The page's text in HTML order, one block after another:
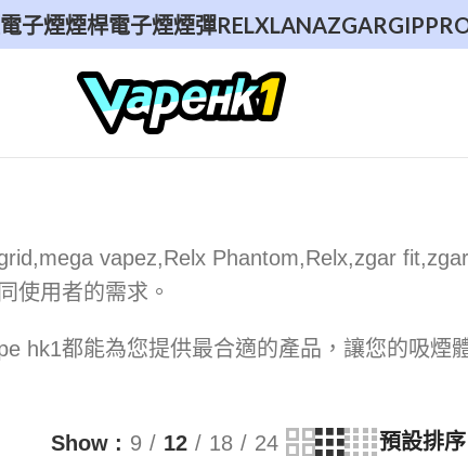
電子煙煙桿電子煙煙彈RELXLANAZGAR
vapez,Relx Phantom,Relx,zgar fit,zgar
使用者的需求。
hk1都能為您提供最合適的產品，讓您的吸煙
Show 9 12 18 24